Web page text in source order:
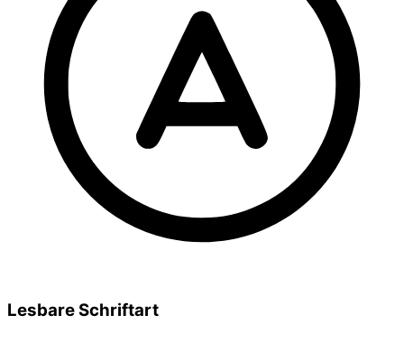
Lesbare Schriftart